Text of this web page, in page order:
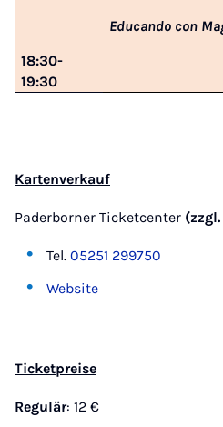
18:30-
19:30
Educando con
Kartenverkauf
Paderborner Ticketcenter (zzgl.
Tel. 05251 299750
Website
Ticketpreise
Regulär: 12 €